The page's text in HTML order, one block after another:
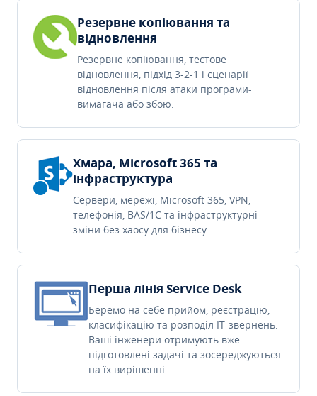
Резервне копіювання та
відновлення
Резервне копіювання, тестове
відновлення, підхід 3-2-1 і сценарії
відновлення після атаки програми-
вимагача або збою.
Хмара, Microsoft 365 та
інфраструктура
Сервери, мережі, Microsoft 365, VPN,
телефонія, BAS/1C та інфраструктурні
зміни без хаосу для бізнесу.
Перша лінія Service Desk
Беремо на себе прийом, реєстрацію,
класифікацію та розподіл IT-звернень.
Ваші інженери отримують вже
підготовлені задачі та зосереджуються
на їх вирішенні.